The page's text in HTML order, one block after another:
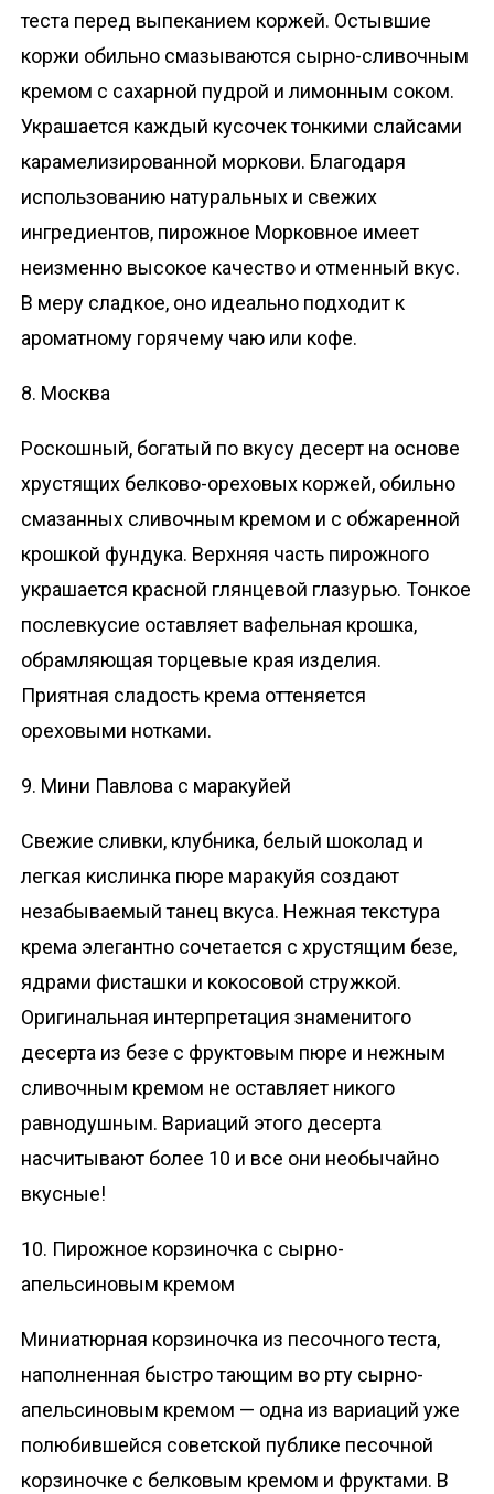
теста перед выпеканием коржей. Остывшие
коржи обильно смазываются сырно-сливочным
кремом с сахарной пудрой и лимонным соком.
Украшается каждый кусочек тонкими слайсами
карамелизированной моркови. Благодаря
использованию натуральных и свежих
ингредиентов, пирожное Морковное имеет
неизменно высокое качество и отменный вкус.
В меру сладкое, оно идеально подходит к
ароматному горячему чаю или кофе.
8. Москва
Роскошный, богатый по вкусу десерт на основе
хрустящих белково-ореховых коржей, обильно
смазанных сливочным кремом и с обжаренной
крошкой фундука. Верхняя часть пирожного
украшается красной глянцевой глазурью. Тонкое
послевкусие оставляет вафельная крошка,
обрамляющая торцевые края изделия.
Приятная сладость крема оттеняется
ореховыми нотками.
9. Мини Павлова с маракуйей
Свежие сливки, клубника, белый шоколад и
легкая кислинка пюре маракуйя создают
незабываемый танец вкуса. Нежная текстура
крема элегантно сочетается с хрустящим безе,
ядрами фисташки и кокосовой стружкой.
Оригинальная интерпретация знаменитого
десерта из безе с фруктовым пюре и нежным
сливочным кремом не оставляет никого
равнодушным. Вариаций этого десерта
насчитывают более 10 и все они необычайно
вкусные!
10. Пирожное корзиночка с сырно-
апельсиновым кремом
Миниатюрная корзиночка из песочного теста,
наполненная быстро тающим во рту сырно-
апельсиновым кремом — одна из вариаций уже
полюбившейся советской публике песочной
корзиночке с белковым кремом и фруктами. В